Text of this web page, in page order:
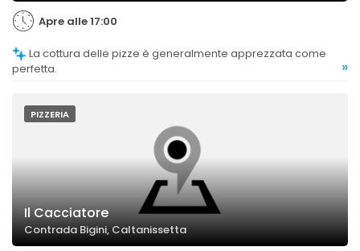
Apre alle 17:00
perfetta.
»
PIZZERIA
Il Cacciatore
Contrada Bigini, Caltanissetta